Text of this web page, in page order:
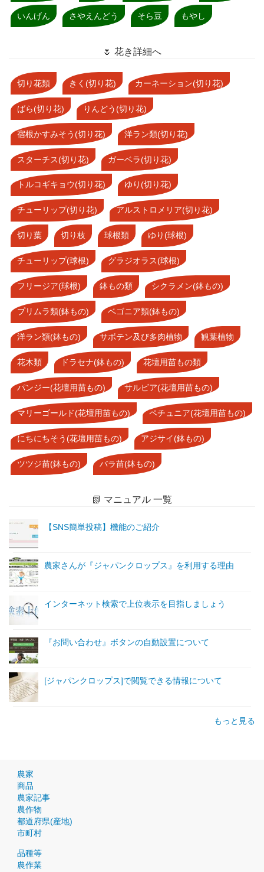
いんげん さやえんどう そら豆 もやし
🌷 花き詳細へ
切り花類 きく(切り花) カーネーション(切り花)
ばら(切り花) りんどう(切り花)
宿根かすみそう(切り花) 洋ラン類(切り花)
スターチス(切り花) ガーベラ(切り花)
トルコギキョウ(切り花) ゆり(切り花)
チューリップ(切り花) アルストロメリア(切り花)
切り葉 切り枝 球根類 ゆり(球根)
チューリップ(球根) グラジオラス(球根)
フリージア(球根) 鉢もの類 シクラメン(鉢もの)
プリムラ類(鉢もの) ベゴニア類(鉢もの)
洋ラン類(鉢もの) サボテン及び多肉植物 観葉植物
花木類 ドラセナ(鉢もの) 花壇用苗もの類
パンジー(花壇用苗もの) サルビア(花壇用苗もの)
マリーゴールド(花壇用苗もの) ペチュニア(花壇用苗もの)
にちにちそう(花壇用苗もの) アジサイ(鉢もの)
ツツジ苗(鉢もの) バラ苗(鉢もの)
📗 マニュアル 一覧
【SNS簡単投稿】機能のご紹介
農家さんが『ジャパンクロップス』を利用する理由
インターネット検索で上位表示を目指しましょう
『お問い合わせ』ボタンの自動設置について
[ジャパンクロップス]で閲覧できる情報について
もっと見る
農家
商品
農家記事
農作物
都道府県(産地)
市町村
品種等
農作業